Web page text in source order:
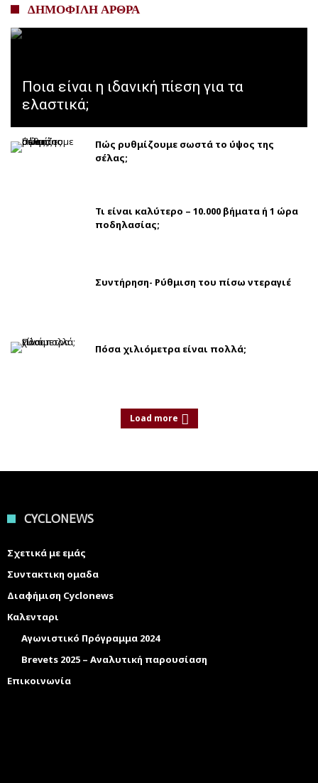
ΔΗΜΟΦΙΛΗ ΑΡΘΡΑ
Ποια είναι η ιδανική πίεση για τα
ελαστικά;
Πώς ρυθμίζουμε σωστά το ύψος της
σέλας;
Τι είναι καλύτερο – 10.000 βήματα ή 1 ώρα
ποδηλασίας;
Συντήρηση- Ρύθμιση του πίσω ντεραγιέ
Πόσα χιλιόμετρα είναι πολλά;
Load more
CYCLONEWS
Σχετικά με εμάς
Συντακτικη ομαδα
Διαφήμιση Cyclonews
Καλενταρι
Αγωνιστικό Πρόγραμμα 2024
Brevets 2025 – Αναλυτική παρουσίαση
Επικοινωνία